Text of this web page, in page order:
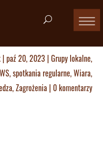
| paź 20, 2023 | Grupy lokalne,
,spotkania regularne,Wiara,
,Zagrożenia| 0 komentarzy